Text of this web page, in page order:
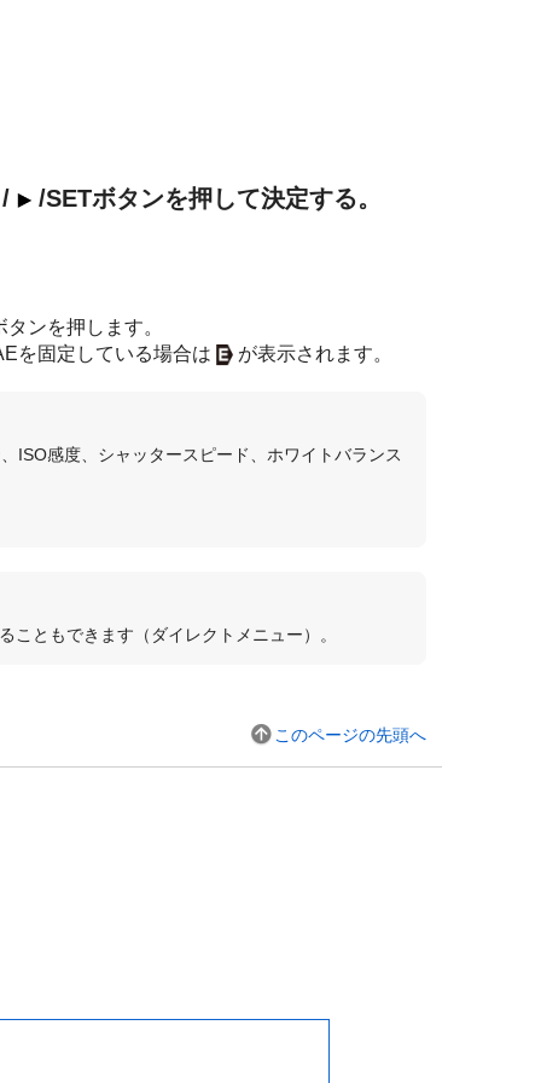
/ /SETボタンを押して決定する。
ンを押します。
を固定している場合は が表示されます。
ISO感度、シャッタースピード、ホワイトバランス
こともできます（ダイレクトメニュー）。
このページの先頭へ